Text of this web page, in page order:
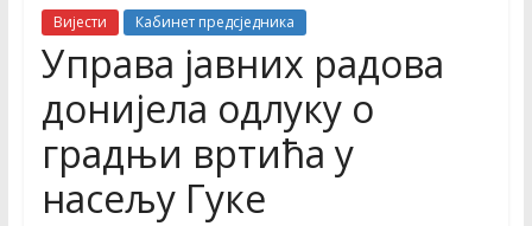
Вијести Кабинет предсједника
Управа јавних радова
донијела одлуку о
градњи вртића у
насељу Гуке